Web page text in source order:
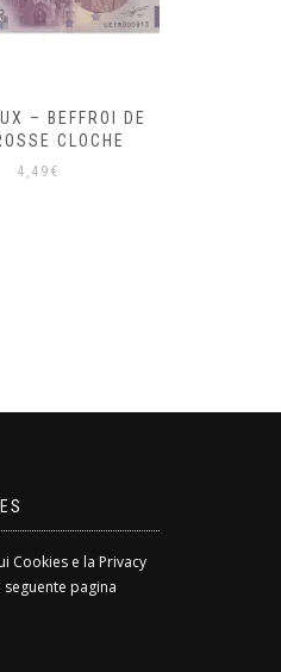
– BEFFROI DE
CLOCHE
4,49 €
Cookies e la Privacy
pagina